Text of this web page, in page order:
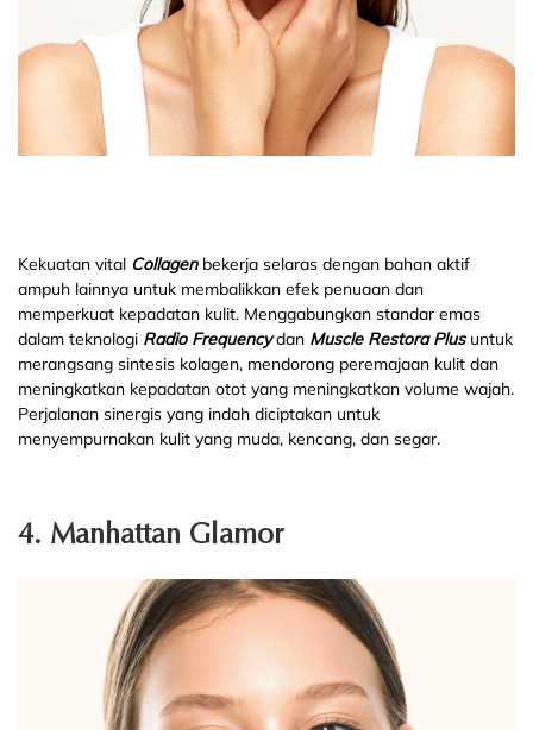
Kekuatan vital Collagen bekerja selaras dengan bahan aktif
ampuh lainnya untuk membalikkan efek penuaan dan
memperkuat kepadatan kulit. Menggabungkan standar emas
dalam teknologi Radio Frequencydan Muscle Restora Plusuntuk
merangsang sintesis kolagen, mendorong peremajaan kulit dan
meningkatkan kepadatan otot yang meningkatkan volume wajah.
Perjalanan sinergis yang indah diciptakan untuk
menyempurnakan kulit yang muda, kencang, dan segar.
4. Manhattan Glamor